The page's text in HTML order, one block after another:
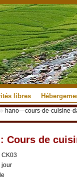
libres
hano---cours-de-cuisine-
Cours de
CK03
jour